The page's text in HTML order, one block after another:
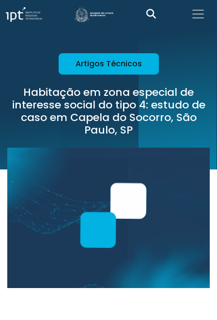
Artigos Técnicos
Habitação em zona especial de
interesse social do tipo 4: estudo de
caso em Capela do Socorro, São
Paulo, SP